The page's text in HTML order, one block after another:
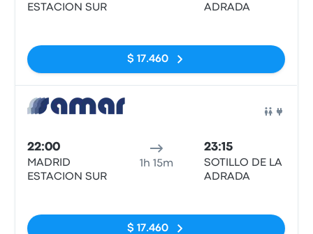
ESTACION SUR
ADRADA
$ 17.460
22:00
MADRID
ESTACION SUR
1h 15m
23:15
SOTILLO DE LA
ADRADA
$ 17.460